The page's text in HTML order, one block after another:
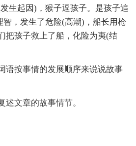
起因)，猴子逗孩子。是孩子追
，发生了危险(高潮)，船长用枪
把孩子救上了船，化险为夷(结
按事情的发展顺序来说说故事
文章的故事情节。